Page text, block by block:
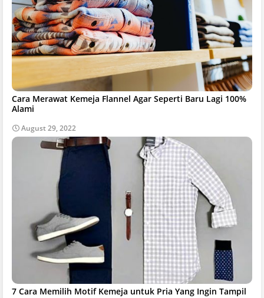
Cara Merawat Kemeja Flannel Agar Seperti Baru Lagi 100%
Alami
August 29, 2022
7 Cara Memilih Motif Kemeja untuk Pria Yang Ingin Tampil